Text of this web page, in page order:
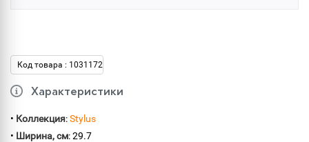
Код товара : 1031172
Характеристики
• Коллекция:Stylus
• Ширина, см: 29.7